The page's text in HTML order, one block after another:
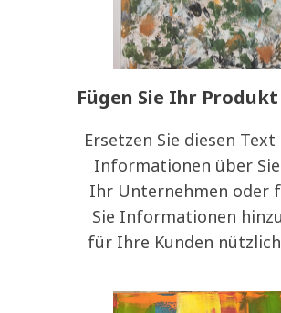
Fügen Sie Ihr
Ersetzen Sie diesen
Informationen über
Ihr Unternehmen oder
Sie Informationen
für Ihre Kunden